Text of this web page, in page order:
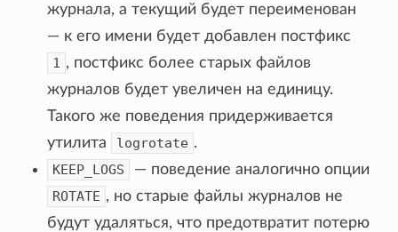
журнала, а текущий будет переименован
— к его имени будет добавлен постфикс
1 , постфикс более старых файлов
журналов будет увеличен на единицу.
Такого же поведения придерживается
утилита
logrotate .
KEEP_LOGS
— поведение аналогично опции
ROTATE , но старые файлы журналов не
будут удаляться, что предотвратит потерю